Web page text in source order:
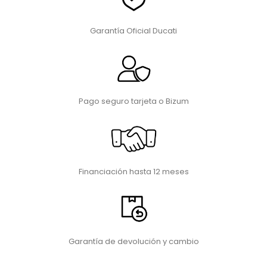
Garantía Oficial Ducati
Pago seguro tarjeta o Bizum
Financiación hasta 12 meses
Garantía de devolución y cambio